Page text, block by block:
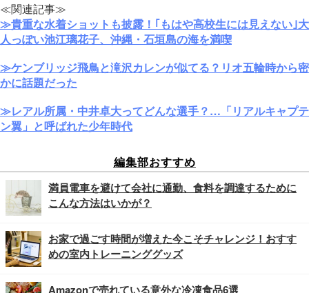
≪関連記事≫
≫貴重な水着ショットも披露！｢もはや高校生には見えない｣大
人っぽい池江璃花子、沖縄・石垣島の海を満喫
≫ケンブリッジ飛鳥と滝沢カレンが似てる？リオ五輪時から密
かに話題だった
≫レアル所属・中井卓大ってどんな選手？…「リアルキャプテ
ン翼」と呼ばれた少年時代
編集部おすすめ
満員電車を避けて会社に通勤、食料を調達するために
こんな方法はいかが？
お家で過ごす時間が増えた今こそチャレンジ！おすす
めの室内トレーニンググッズ
Amazonで売れている意外な冷凍食品6選